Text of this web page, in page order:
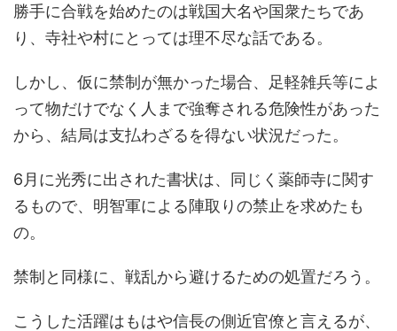
勝手に合戦を始めたのは戦国大名や国衆たちであ
り、寺社や村にとっては理不尽な話である。
しかし、仮に禁制が無かった場合、足軽雑兵等によ
って物だけでなく人まで強奪される危険性があった
から、結局は支払わざるを得ない状況だった。
6月に光秀に出された書状は、同じく薬師寺に関す
るもので、明智軍による陣取りの禁止を求めたも
の。
禁制と同様に、戦乱から避けるための処置だろう。
こうした活躍はもはや信長の側近官僚と言えるが、